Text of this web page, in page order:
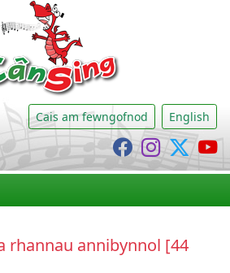
Cais am fewngofnod English
CânsingCânsing
rhannau annibynnol [44